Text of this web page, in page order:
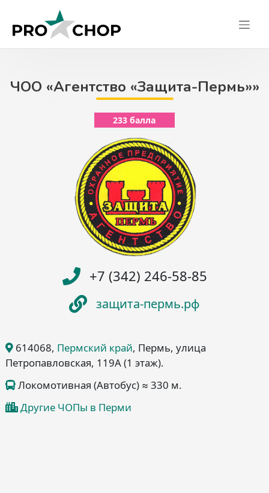
content
ЧОО «Агентство «Защита-Пермь»»
233 балла
+7 (342) 246-58-85
защита-пермь.рф
614068, Пермский край, Пермь, улица
Петропавловская, 119А(1 этаж).
Локомотивная (Автобус) ≈ 330 м.
Другие ЧОПы в Перми